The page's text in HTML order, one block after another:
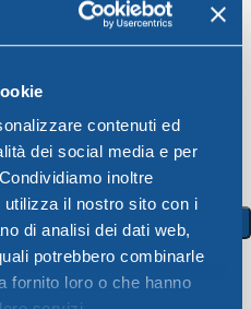
contenuti ed
dei social media e per
inoltre
il nostro sito con i
di analisi dei dati web,
potrebbero combinarle
fornito loro o che hanno
assorted colors
colors
Cart
now!